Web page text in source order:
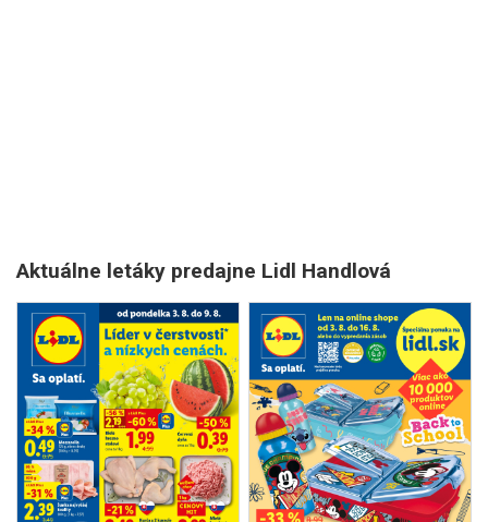
Aktuálne letáky predajne Lidl Handlová